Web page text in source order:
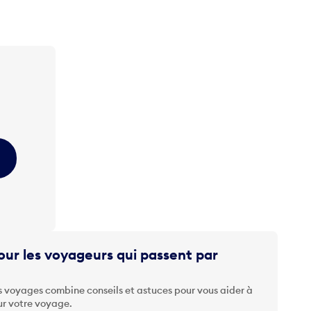
les voyageurs qui passent par
combine conseils et astuces pour vous aider à
votre voyage.